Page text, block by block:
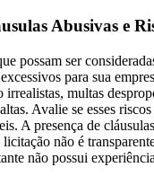
Abusivas e
possam ser
para sua
irrealistas, multas
Avalie se esses
A presença de
não é
não possui